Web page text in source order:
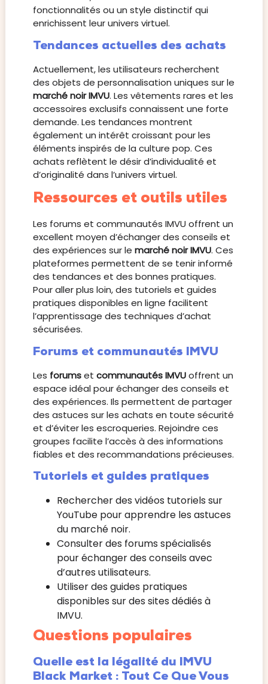
fonctionnalités ou un style distinctif qui
enrichissent leur univers virtuel.
Tendances actuelles des achats
Actuellement, les utilisateurs recherchent
des objets de personnalisation uniques sur le
marché noir IMVU. Les vêtements rares et les
accessoires exclusifs connaissent une forte
demande. Les tendances montrent
également un intérêt croissant pour les
éléments inspirés de la culture pop. Ces
achats reflètent le désir d’individualité et
d’originalité dans l’univers virtuel.
Ressources et outils utiles
Les forums et communautés IMVU offrent un
excellent moyen d’échanger des conseils et
des expériences sur le marché noir IMVU. Ces
plateformes permettent de se tenir informé
des tendances et des bonnes pratiques.
Pour aller plus loin, des tutoriels et guides
pratiques disponibles en ligne facilitent
l’apprentissage des techniques d’achat
sécurisées.
Forums et communautés IMVU
Les forumset communautés IMVUoffrent un
espace idéal pour échanger des conseils et
des expériences. Ils permettent de partager
des astuces sur les achats en toute sécurité
et d’éviter les escroqueries. Rejoindre ces
groupes facilite l’accès à des informations
fiables et des recommandations précieuses.
Tutoriels et guides pratiques
Rechercher des vidéos tutoriels sur
YouTube pour apprendre les astuces
du marché noir.
Consulter des forums spécialisés
pour échanger des conseils avec
d’autres utilisateurs.
Utiliser des guides pratiques
disponibles sur des sites dédiés à
IMVU.
Questions populaires
Quelle est la légalité du IMVU
Black Market : Tout Ce Que Vous